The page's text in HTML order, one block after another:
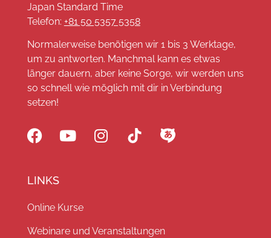
Japan Standard Time
Telefon: +81 50 5357 5358
Normalerweise benötigen wir 1 bis 3 Werktage,
um zu antworten. Manchmal kann es etwas
länger dauern, aber keine Sorge, wir werden uns
so schnell wie möglich mit dir in Verbindung
setzen!
LINKS
Online Kurse
Webinare und Veranstaltungen